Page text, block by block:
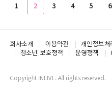
1 2 3 4 5 6
회사소개 이용약관 개인정보처
청소년 보호정책
운영정책
Copyright INLIVE. All rights reserved.